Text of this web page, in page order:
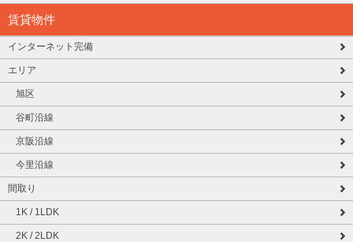
賃貸物件
インターネット完備
エリア
旭区
谷町沿線
京阪沿線
今里沿線
間取り
1K / 1LDK
2K / 2LDK